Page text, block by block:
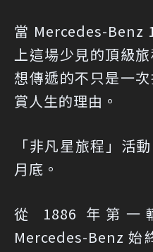
當 Mercedes-Benz
上這場少見的頂級
想傳遞的不只是一
賞人生的理由。
「非凡星旅程」活
月底。
從 1886 年第一
Mercedes-Benz 始